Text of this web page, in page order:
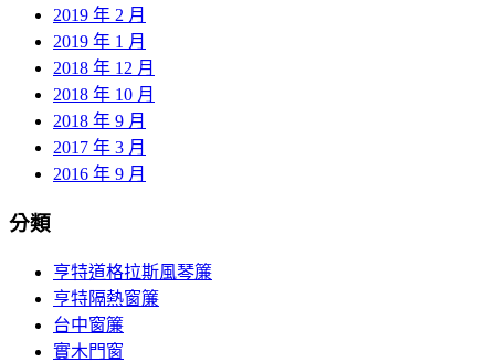
2019 年 2 月
2019 年 1 月
2018 年 12 月
2018 年 10 月
2018 年 9 月
2017 年 3 月
2016 年 9 月
分類
亨特道格拉斯風琴簾
亨特隔熱窗簾
台中窗簾
實木門窗